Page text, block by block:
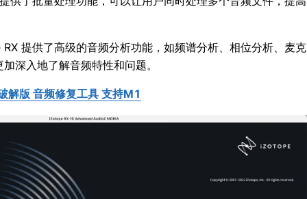
提供了高级的音频分析功能，如频谱分析、相位分析、麦克
深入地了解音频特性和问题。
版 音频修复工具 支持M1